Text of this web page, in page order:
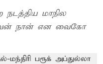
மாநில
நான் என வைகோ